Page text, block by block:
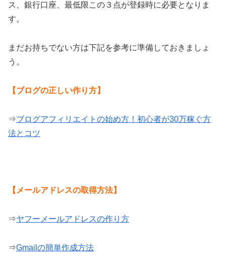
ス、銀行口座、最低限この３点が登録時に必要となりま
す。
まだお持ちでない方は下記を参考に準備しておきましょ
う。
【ブログの正しい作り方】
⇒ブログアフィリエイトの始め方！初心者が30万稼ぐ方
法とコツ
【メールアドレスの取得方法】
⇒ヤフーメールアドレスの作り方
⇒Gmailの簡単作成方法